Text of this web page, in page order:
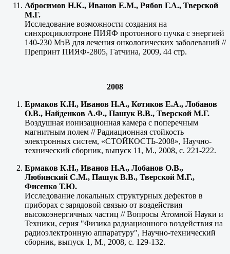
Абросимов Н.К., Иванов Е.М., Рябов Г.А., Тверской
М.Г.
Исследование возможности создания на
синхроциклотроне ПИЯФ протонного пучка с энергией
140-230 МэВ для лечения онкологических заболеваний //
Препринт ПИЯФ-2805, Гатчина, 2009, 44 стр.
2008
Ермаков К.Н., Иванов Н.А., Котиков Е.А., Лобанов
О.В., Найденков А.Ф., Пашук В.В., Тверской М.Г.
Воздушная ионизационная камера с поперечным
магнитным полем // Радиационная стойкость
электронных систем, «СТОЙКОСТЬ-2008», Научно-
технический сборник, выпуск 11, М., 2008, с. 221-222.
Ермаков К.Н., Иванов Н.А., Лобанов О.В.,
Любинский С.М., Пашук В.В., Тверской М.Г.,
Фисенко Т.Ю.
Исследование локальных структурных дефектов в
приборах с зарядовой связью от воздействия
высокоэнергичных частиц // Вопросы Атомной Науки и
Техники, серия "Физика радиационного воздействия на
радиоэлектронную аппаратуру", Научно-технический
сборник, выпуск 1, М., 2008, с. 129-132.